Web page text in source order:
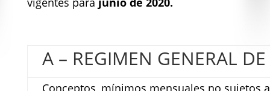
A – REGIMEN GENERAL
Conceptos, mínimos mensuales no sujetos